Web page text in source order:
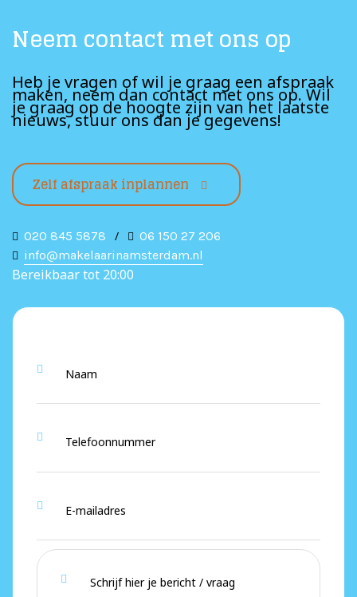
Neem contact met ons op
Heb je vragen of wil je graag een afspraak
maken, neem dan contact met ons op. Wil
je graag op de hoogte zijn van het laatste
nieuws, stuur ons dan je gegevens!
Zelf afspraak inplannen
020 845 5878 /
06 150 27 206
info@makelaarinamsterdam.nl
Bereikbaar tot 20:00